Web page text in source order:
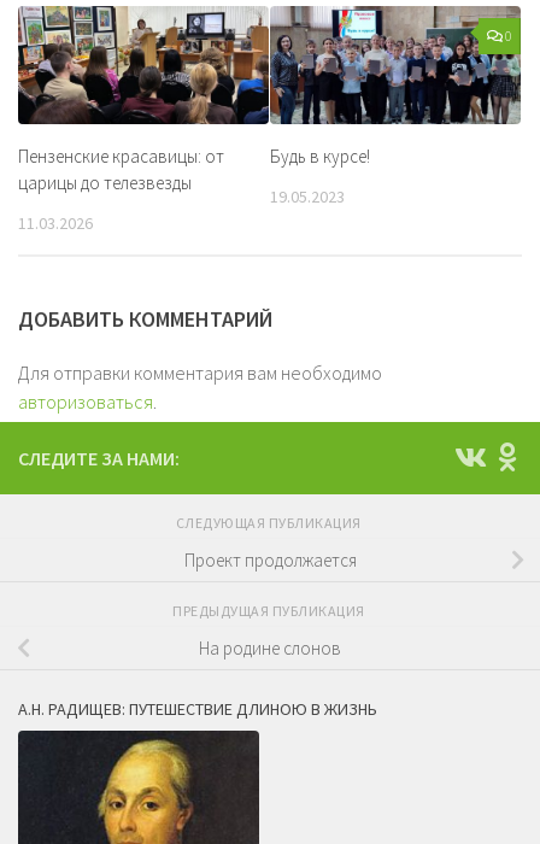
Пензенские красавицы: от
царицы до телезвезды
11.03.2026
0
Будь в курсе!
19.05.2023
ДОБАВИТЬ КОММЕНТАРИЙ
Для отправки комментария вам необходимо
авторизоваться.
СЛЕДИТЕ ЗА НАМИ:
СЛЕДУЮЩАЯ ПУБЛИКАЦИЯ
Проект продолжается
ПРЕДЫДУЩАЯ ПУБЛИКАЦИЯ
На родине слонов
А.Н. РАДИЩЕВ: ПУТЕШЕСТВИЕ ДЛИНОЮ В ЖИЗНЬ